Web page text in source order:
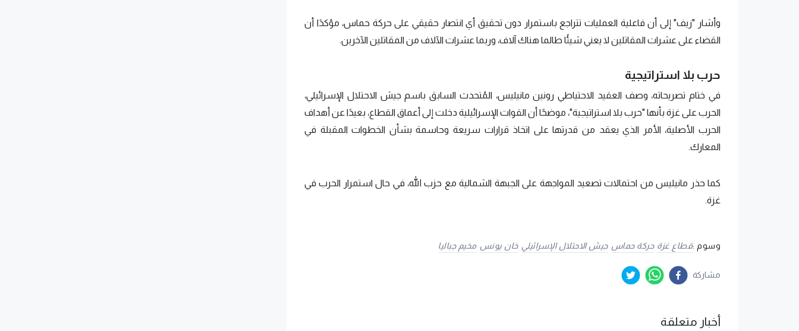
وأشار "زيف" إلى أن فاعلية العمليات تتراجع باستمرار دون تحقيق أي انتصار حقيقي على حركة حماس، مؤكدًا أن
القضاء على عشرات المقاتلين لا يعني شيئًا طالما هناك آلاف، وربما عشرات الآلاف من المقاتلين الآخرين.
حرب بلا استراتيجية
في ختام تصريحاته، وصف العقيد الاحتياطي رونين مانيليس، المُتحدث السابق باسم جيش الاحتلال الإسرائيلي،
الحرب على غزة بأنها "حرب بلا استراتيجية"، موضحًا أن القوات الإسرائيلية دخلت إلى أعماق القطاع، بعيدًا عن أهداف
الحرب الأصلية، الأمر الذي يعقد من قدرتها على اتخاذ قرارات سريعة وحاسمة بشأن الخطوات المقبلة في
المعارك.
كما حذر مانيليس من احتمالات تصعيد المواجهة على الجبهة الشمالية مع حزب الله، في حال استمرار الحرب في
غزة.
وسوم :قطاع غزة حركة حماس جيش الاحتلال الإسرائيلي خان يونس مخيم جباليا
مشاركة
أخبار متعلقة